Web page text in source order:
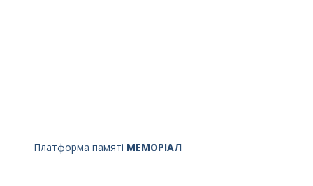
Платформа памяті МЕМОРІАЛ